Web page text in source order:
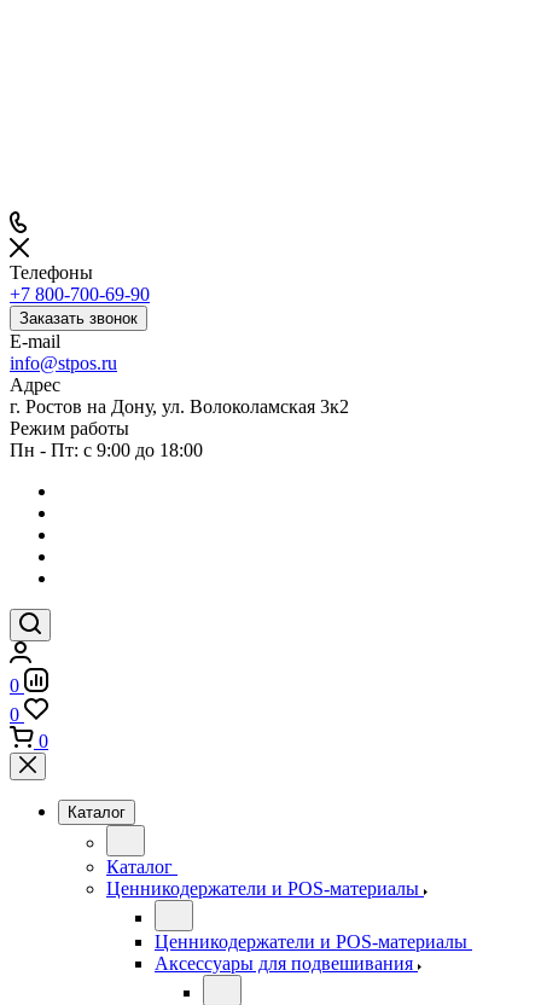
Телефоны
+7 800-700-69-90
Заказать звонок
E-mail
info@stpos.ru
Адрес
г. Ростов на Дону, ул. Волоколамская 3к2
Режим работы
Пн - Пт: с 9:00 до 18:00
0
0
0
Каталог
Каталог
Ценникодержатели и POS-материалы
Ценникодержатели и POS-материалы
Аксессуары для подвешивания